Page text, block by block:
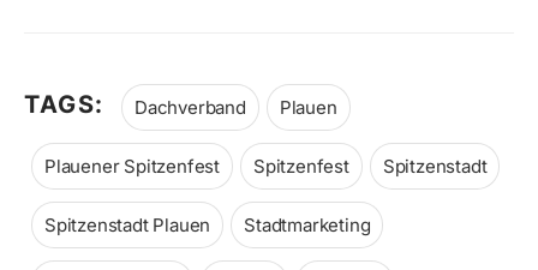
TAGS: Dachverband Plauen
Plauener Spitzenfest Spitzenfest Spitzenstadt
Spitzenstadt Plauen Stadtmarketing